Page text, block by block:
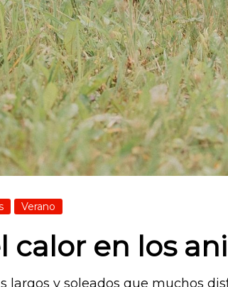
Verano
calor en los
largos y soleados que muchos